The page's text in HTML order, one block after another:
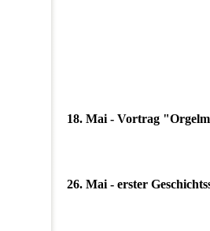
18. Mai - Vortrag
26. Mai - erster